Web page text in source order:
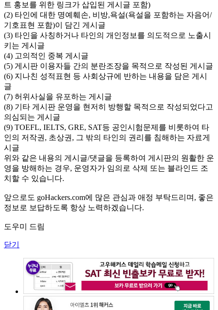
트 홍보를 위한 링크가 삽입된 게시글 포함)
(2) 타인에 대한 명예훼손, 비방,욕설(욕설을 포함하는 자음어/
기호표현 포함)이 담긴 게시글
(3) 타인을 사칭하거나 타인의 개인정보를 의도적으로 노출시
키는 게시글
(4) 고의적인 중복 게시글
(5) 게시판 이용자들 간의 분란조장을 목적으로 작성된 게시글
(6) 지나친 성적표현 등 사회상규에 반하는 내용을 담은 게시
글
(7) 허위사실을 유포하는 게시글
(8) 기타 게시판 운영을 현저히 방행할 목적으로 작성되었다고
의심되는 게시글
(9) TOEFL, IELTS, GRE, SAT등 공인시험문제를 비롯하여 타
인의 저작권, 초상권, 그 밖의 타인의 권리를 침해하는 자료게
시글
위와 같은 내용의 게시글/댓글을 등록하여 게시판의 원활한 운
영을 방해하는 경우, 운영자가 임의로 삭제 또는 블라인드 조
치할 수 있습니다.
앞으로도 goHackers.com에 많은 관심과 애정 부탁드리며, 좋은
정보로 보답하도록 항상 노력하겠습니다.
도우미 드림
닫기